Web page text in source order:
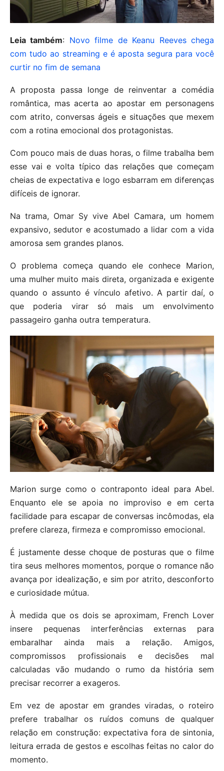
Leia também: Novo filme de Keanu Reeves chega
com tudo ao streaming e é aposta segura para você
curtir no fim de semana
A proposta passa longe de reinventar a comédia
romântica, mas acerta ao apostar em personagens
com atrito, conversas ágeis e situações que mexem
com a rotina emocional dos protagonistas.
Com pouco mais de duas horas, o filme trabalha bem
esse vai e volta típico das relações que começam
cheias de expectativa e logo esbarram em diferenças
difíceis de ignorar.
Na trama, Omar Sy vive Abel Camara, um homem
expansivo, sedutor e acostumado a lidar com a vida
amorosa sem grandes planos.
O problema começa quando ele conhece Marion,
uma mulher muito mais direta, organizada e exigente
quando o assunto é vínculo afetivo. A partir daí, o
que poderia virar só mais um envolvimento
passageiro ganha outra temperatura.
Marion surge como o contraponto ideal para Abel.
Enquanto ele se apoia no improviso e em certa
facilidade para escapar de conversas incômodas, ela
prefere clareza, firmeza e compromisso emocional.
É justamente desse choque de posturas que o filme
tira seus melhores momentos, porque o romance não
avança por idealização, e sim por atrito, desconforto
e curiosidade mútua.
À medida que os dois se aproximam, French Lover
insere pequenas interferências externas para
embaralhar ainda mais a relação. Amigos,
compromissos profissionais e decisões mal
calculadas vão mudando o rumo da história sem
precisar recorrer a exageros.
Em vez de apostar em grandes viradas, o roteiro
prefere trabalhar os ruídos comuns de qualquer
relação em construção: expectativa fora de sintonia,
leitura errada de gestos e escolhas feitas no calor do
momento.